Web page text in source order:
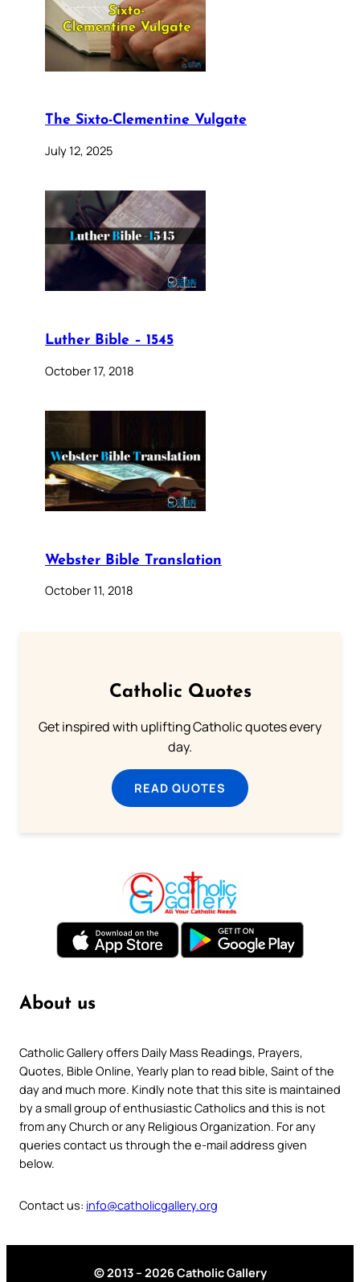
The Sixto-Clementine Vulgate
July 12, 2025
Luther Bible – 1545
October 17, 2018
Webster Bible Translation
October 11, 2018
Catholic Quotes
Get inspired with uplifting Catholic quotes every
day.
READ QUOTES
About us
Catholic Gallery offers Daily Mass Readings, Prayers,
Quotes, Bible Online, Yearly plan to read bible, Saint of the
day and much more. Kindly note that this site is maintained
by a small group of enthusiastic Catholics and this is not
from any Church or any Religious Organization. For any
queries contact us through the e-mail address given
below.
Contact us: info@catholicgallery.org
© 2013 – 2026 Catholic Gallery